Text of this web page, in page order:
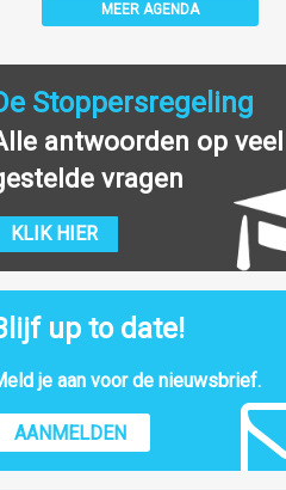
MEER AGENDA
Stoppersregeling
antwoorden op veel
vragen
KLIK HIER
up to date!
je aan voor de nieuwsbrief.
AANMELDEN